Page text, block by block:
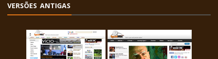
VERSÕES ANTIGAS